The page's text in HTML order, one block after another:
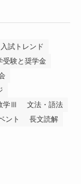
入試トレンド
受験と奨学金
学Ⅲ
文法・語法
ント 長文読解